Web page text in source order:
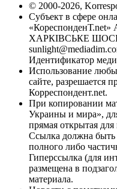
© 2000-2026,
Субъект в сфере
«КореспонденТ.net»
ХАРКІВСЬКЕ ШОСЕ,
Идентификатор
Использование
сайте, разрешается
Корреспондент.net.
При копировании
Украины и мира»,
прямая открытая
Ссылка должна быть
полного либо
Гиперссылка (для
размещена в
материала.